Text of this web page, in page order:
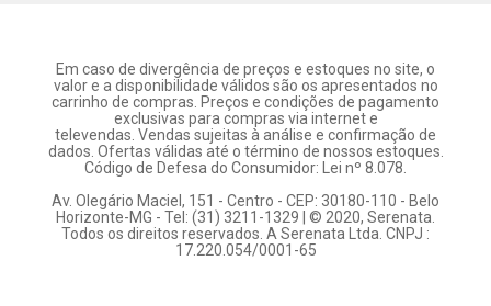
Em caso de divergência de preços e estoques no site, o
valor e a disponibilidade válidos são os apresentados no
carrinho de compras. Preços e condições de pagamento
exclusivas para compras via internet e
televendas. Vendas sujeitas à análise e confirmação de
dados. Ofertas válidas até o término de nossos estoques.
Código de Defesa do Consumidor: Lei nº 8.078.
Av. Olegário Maciel, 151 - Centro - CEP: 30180-110 - Belo
Horizonte-MG - Tel: (31) 3211-1329 | © 2020, Serenata.
Todos os direitos reservados. A Serenata Ltda. CNPJ :
17.220.054/0001-65